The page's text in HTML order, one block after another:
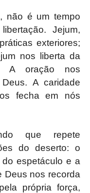
não é um tempo
Jejum,
exteriores;
nos liberta da
A oração nos
A caridade
fecha em nós
que repete
do deserto: o
espetáculo e a
Deus nos recorda
própria força,